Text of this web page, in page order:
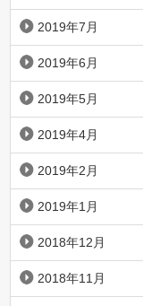
2019年7月
2019年6月
2019年5月
2019年4月
2019年2月
2019年1月
2018年12月
2018年11月